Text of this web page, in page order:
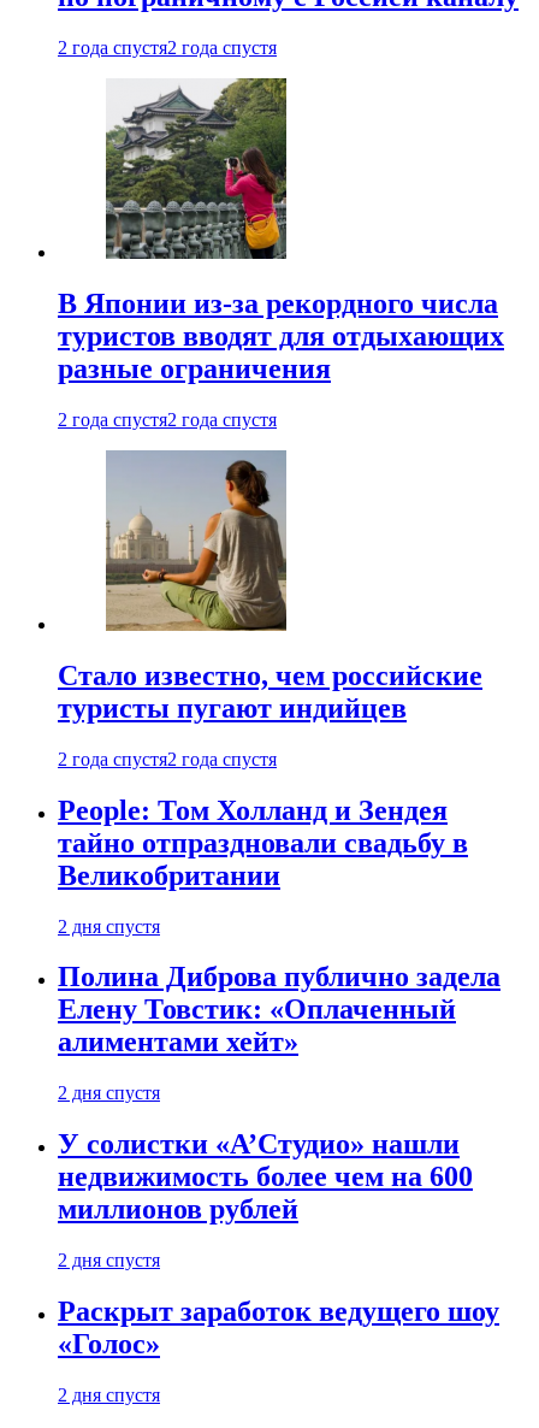
2 года спустя2 года спустя
В Японии из-за рекордного числа
туристов вводят для отдыхающих
разные ограничения
2 года спустя2 года спустя
Стало известно, чем российские
туристы пугают индийцев
2 года спустя2 года спустя
People: Том Холланд и Зендея
тайно отпраздновали свадьбу в
Великобритании
2 дня спустя
Полина Диброва публично задела
Елену Товстик: «Оплаченный
алиментами хейт»
2 дня спустя
У солистки «А’Студио» нашли
недвижимость более чем на 600
миллионов рублей
2 дня спустя
Раскрыт заработок ведущего шоу
«Голос»
2 дня спустя